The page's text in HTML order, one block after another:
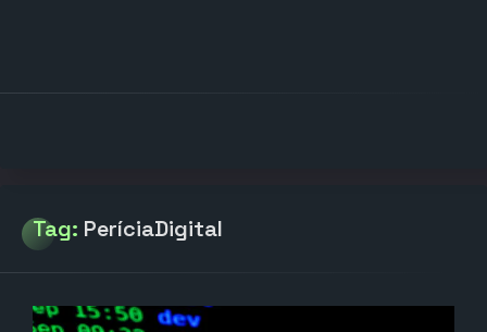
Tag: PeríciaDigital